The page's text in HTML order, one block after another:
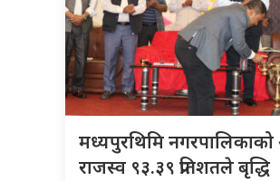
मध्यपुरथिमि
राजस्व ९३.३९ प्रतिशतले बृद्धि